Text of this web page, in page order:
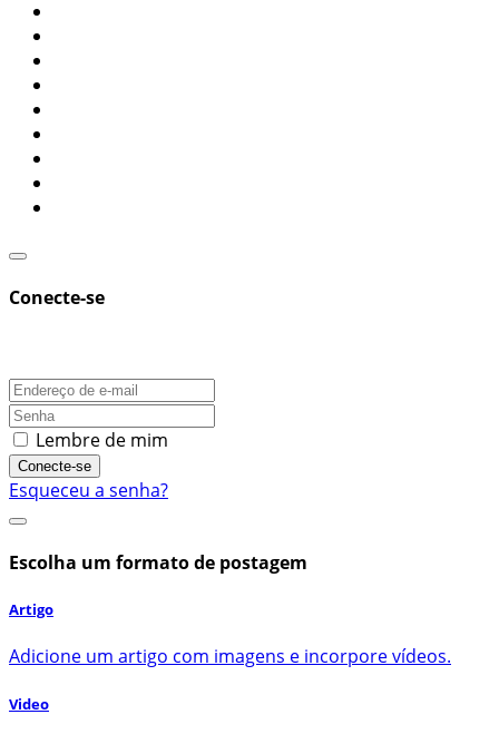
Conecte-se
Lembre de mim
Conecte-se
Esqueceu a senha?
Escolha um formato de postagem
Artigo
Adicione um artigo com imagens e incorpore vídeos.
Video